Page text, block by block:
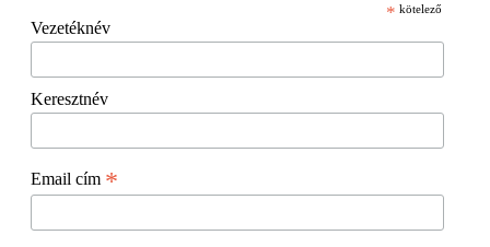
* kötelező
Vezetéknév
Keresztnév
Email cím *